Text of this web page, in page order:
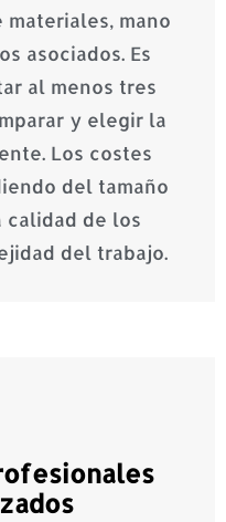
mano
asociados. Es
al menos tres
y elegir la
Los costes
del tamaño
calidad de los
del trabajo.